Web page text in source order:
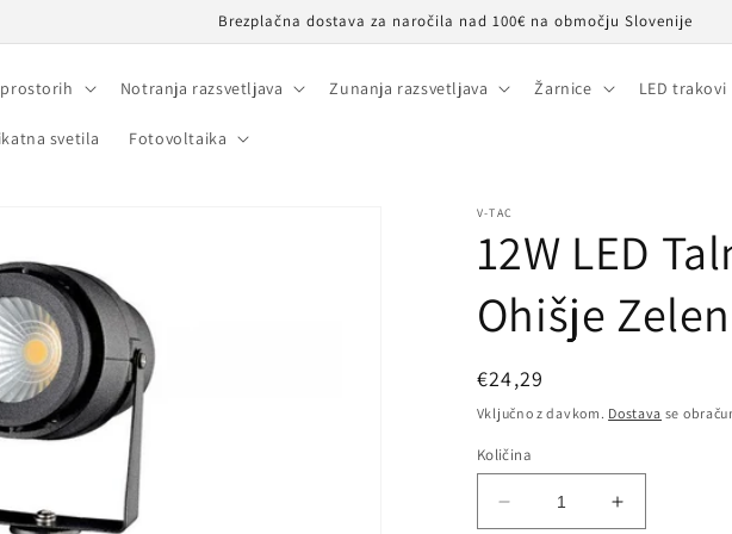
Brezplačna dostava za naročila nad 100€ na območju Slovenije
Notranja razsvetljava Zunanja razsvetljava Žarnice LED trakovi
svetila Fotovoltaika
V-TAC
12W LED
Ohišje
Redna
cena
€24,29
Vključno z davkom. Dostava se
Količina
Pomanjšaš
Povečaj